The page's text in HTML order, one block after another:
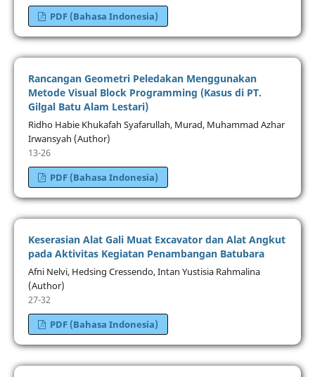
PDF (Bahasa Indonesia)
Rancangan Geometri Peledakan Menggunakan
Metode Visual Block Programming (Kasus di PT.
Gilgal Batu Alam Lestari)
Ridho Habie Khukafah Syafarullah, Murad, Muhammad Azhar
Irwansyah (Author)
13-26
PDF (Bahasa Indonesia)
Keserasian Alat Gali Muat Excavator dan Alat Angkut
pada Aktivitas Kegiatan Penambangan Batubara
Afni Nelvi, Hedsing Cressendo, Intan Yustisia Rahmalina
(Author)
27-32
PDF (Bahasa Indonesia)